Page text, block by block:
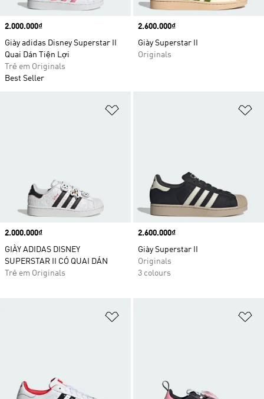
Price
2.000.000₫
Giày adidas Disney Superstar II
Quai Dán Tiện Lợi
Trẻ em Originals
Best Seller
Price
2.600.000₫
Giày Superstar II
Originals
Price
2.000.000₫
GIÀY ADIDAS DISNEY
SUPERSTAR II CÓ QUAI DÁN
Trẻ em Originals
Price
2.600.000₫
Giày Superstar II
Originals
3 colours